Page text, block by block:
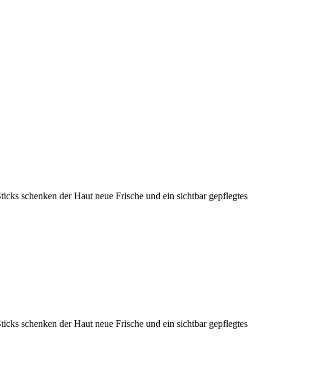
schenken der Haut neue Frische und ein sichtbar gepflegtes
schenken der Haut neue Frische und ein sichtbar gepflegtes